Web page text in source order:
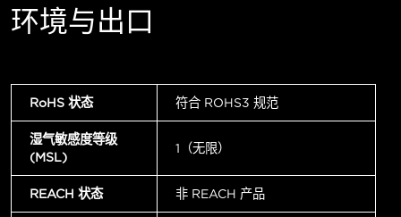
环境与出口
RoHS 状态 符合 ROHS3 规范
湿气敏感度等级
(MSL)
1（无限）
REACH 状态 非 REACH 产品